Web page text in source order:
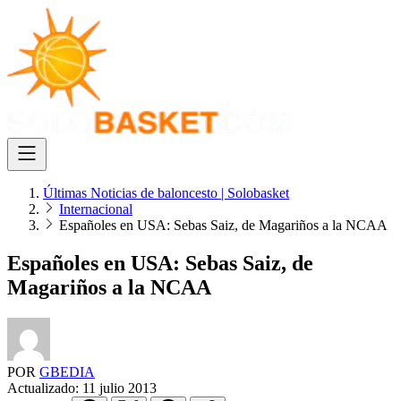
Últimas Noticias de baloncesto | Solobasket
Internacional
Españoles en USA: Sebas Saiz, de Magariños a la NCAA
Españoles en USA: Sebas Saiz, de
Magariños a la NCAA
POR GBEDIA
Actualizado: 11 julio 2013